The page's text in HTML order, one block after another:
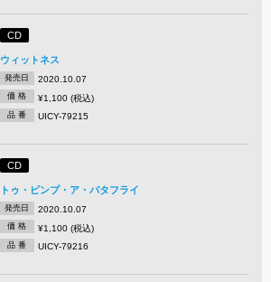
CD
ウィットネス
発売日 2020.10.07
価 格 ¥1,100 (税込)
品 番 UICY-79215
CD
トゥ・ピンプ・ア・バタフライ
発売日 2020.10.07
価 格 ¥1,100 (税込)
品 番 UICY-79216